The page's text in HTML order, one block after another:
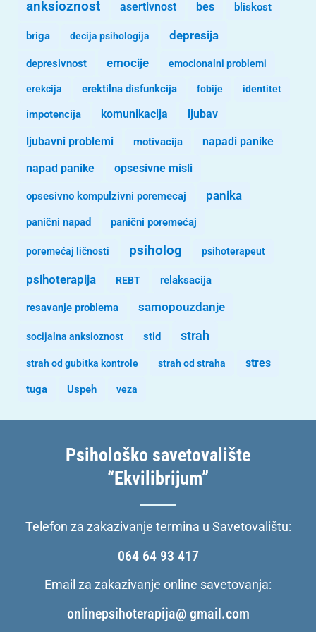
anksioznost asertivnost bes bliskost
briga decija psihologija depresija
depresivnost emocije emocionalni problemi
erekcija erektilna disfunkcija fobije identitet
impotencija komunikacija ljubav
ljubavni problemi motivacija napadi panike
napad panike opsesivne misli
opsesivno kompulzivni poremecaj panika
panični napad panični poremećaj
poremećaj ličnosti psiholog psihoterapeut
psihoterapija REBT relaksacija
resavanje problema samopouzdanje
socijalna anksioznost stid strah
strah od gubitka kontrole strah od straha stres
tuga Uspeh veza
Psihološko savetovalište
“Ekvilibrijum”
Telefon za zakazivanje termina u Savetovalištu:
064 64 93 417
Email za zakazivanje online savetovanja:
onlinepsihoterapija@ gmail.com